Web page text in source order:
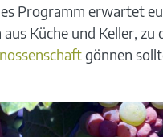
Programm erwartet
Küche und Keller,
gönnen